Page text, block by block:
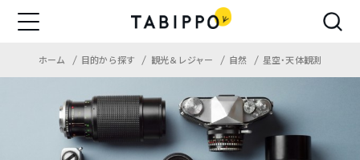
ホーム 目的から探す 観光＆レジャー 自然 星空・天体観測